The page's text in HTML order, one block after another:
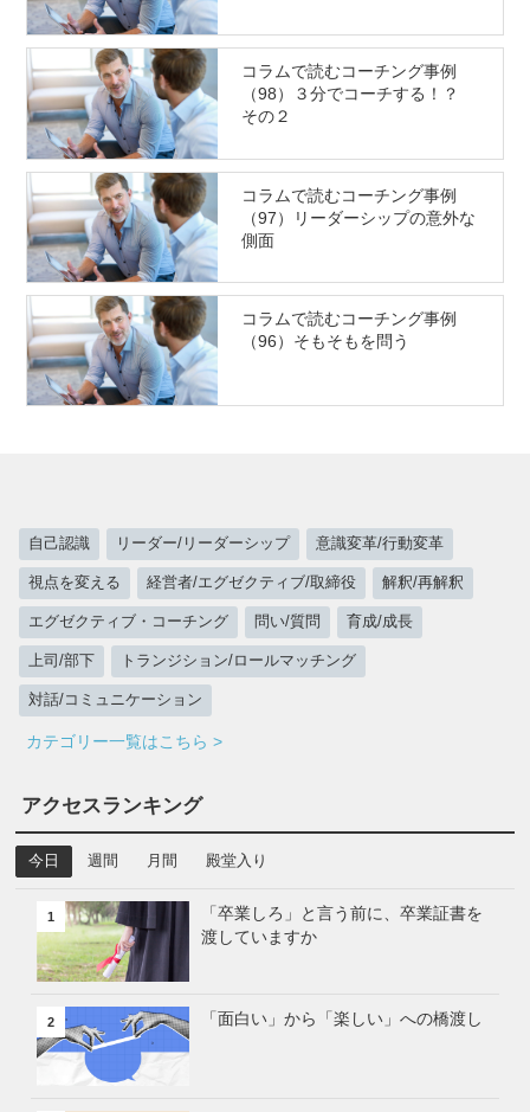
コラムで読むコーチング事例
（98）３分でコーチする！？
その２
コラムで読むコーチング事例
（97）リーダーシップの意外な
側面
コラムで読むコーチング事例
（96）そもそもを問う
自己認識 リーダー/リーダーシップ 意識変革/行動変革
視点を変える 経営者/エグゼクティブ/取締役 解釈/再解釈
エグゼクティブ・コーチング 問い/質問 育成/成長
上司/部下 トランジション/ロールマッチング
対話/コミュニケーション
カテゴリー一覧はこちら >
アクセスランキング
今日 週間 月間 殿堂入り
1
「卒業しろ」と言う前に、卒業証書を
渡していますか
2 「面白い」から「楽しい」への橋渡し